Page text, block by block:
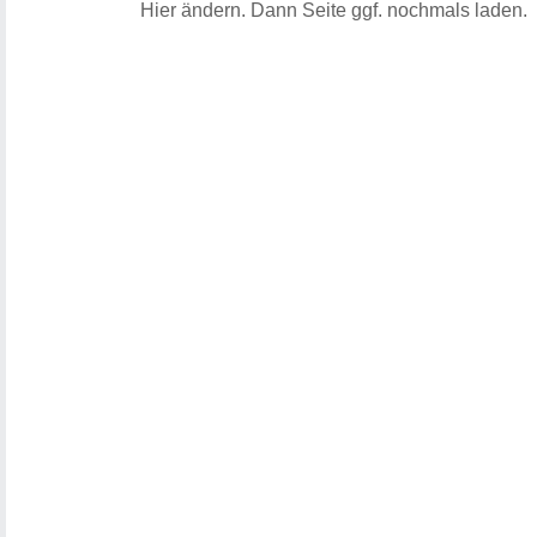
Hier ändern. Dann Seite ggf. nochmals laden.